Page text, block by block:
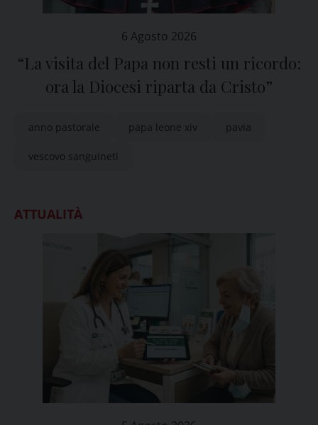
6 Agosto 2026
“La visita del Papa non resti un ricordo:
ora la Diocesi riparta da Cristo”
anno pastorale papa leone xiv pavia
vescovo sanguineti
ATTUALITÀ